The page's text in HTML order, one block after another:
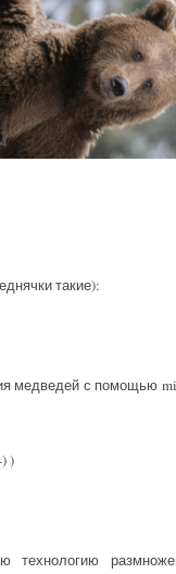
такие):
медведей с помощью
)
технологию